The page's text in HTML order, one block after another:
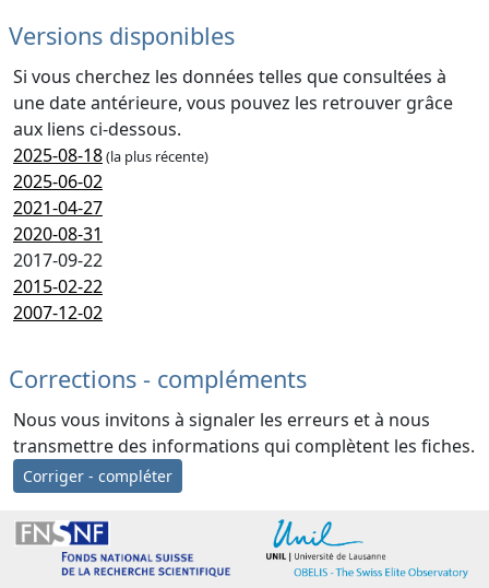
Versions disponibles
Si vous cherchez les données telles que consultées à
une date antérieure, vous pouvez les retrouver grâce
aux liens ci-dessous.
2025-08-18(la plus récente)
2025-06-02
2021-04-27
2020-08-31
2017-09-22
2015-02-22
2007-12-02
Corrections - compléments
Nous vous invitons à signaler les erreurs et à nous
transmettre des informations qui complètent les fiches.
Corriger - compléter